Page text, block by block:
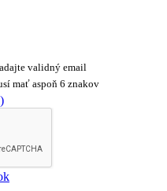
validný email
mať aspoň 6 znakov